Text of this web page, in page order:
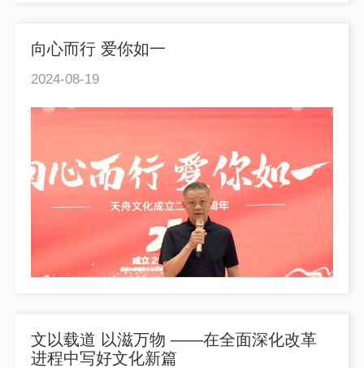
向心而行 爱你如一
2024-08-19
文以载道 以滋万物 ——在全面深化改革
进程中写好文化新篇